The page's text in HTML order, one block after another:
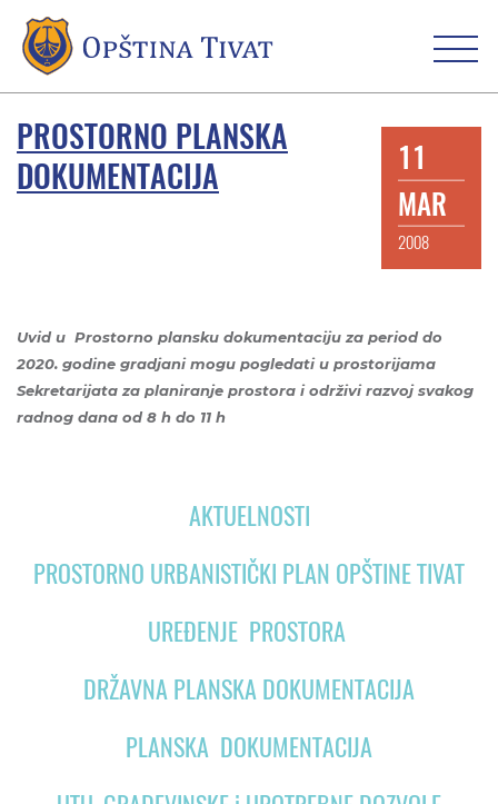
PROSTORNO PLANSKA
DOKUMENTACIJA
11
MAR
2008
Uvid u Prostorno plansku dokumentaciju za period do
2020. godine gradjani mogu pogledati u prostorijama
Sekretarijata za planiranje prostora i održivi razvoj svakog
radnog dana od 8 h do 11 h
AKTUELNOSTI
PROSTORNO URBANISTIČKI PLAN OPŠTINE TIVAT
UREĐENJE PROSTORA
DRŽAVNA PLANSKA DOKUMENTACIJA
PLANSKA DOKUMENTACIJA